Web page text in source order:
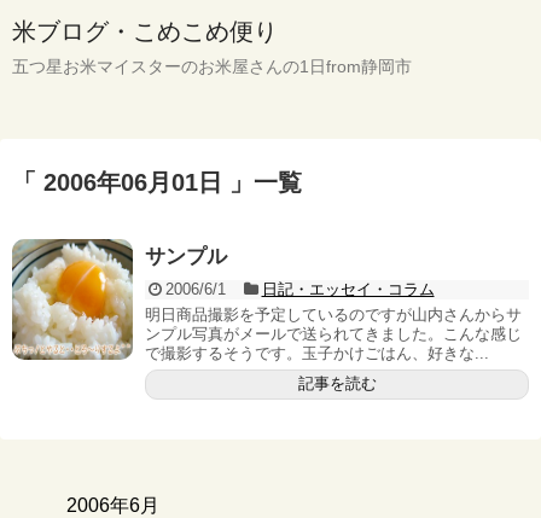
米ブログ・こめこめ便り
五つ星お米マイスターのお米屋さんの1日from静岡市
「 2006年06月01日 」一覧
サンプル
2006/6/1
日記・エッセイ・コラム
明日商品撮影を予定しているのですが山内さんからサ
ンプル写真がメールで送られてきました。こんな感じ
で撮影するそうです。玉子かけごはん、好きな...
記事を読む
2006年6月